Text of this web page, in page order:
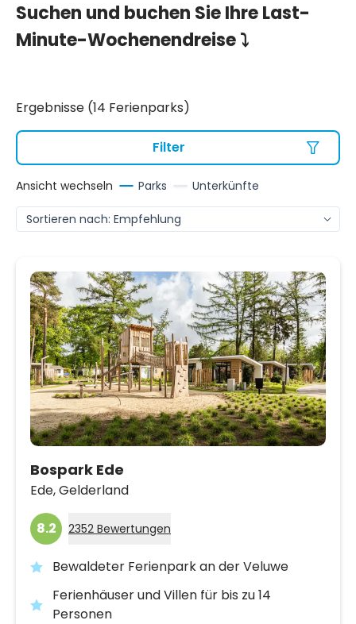
Suchen und buchen Sie Ihre Last-
Minute-Wochenendreise ⤵
Ergebnisse (14 Ferienparks)
Filter
Ansicht wechseln Parks Unterkünfte
Bospark Ede
Ede,Gelderland
8.2 2352 Bewertungen
Bewaldeter Ferienpark an der Veluwe
Ferienhäuser und Villen für bis zu 14
Personen